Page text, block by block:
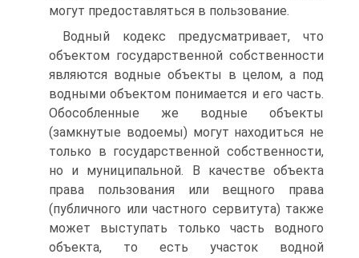
могут предоставляться в пользование.
Водный кодекс предусматривает, что
объектом государственной собственности
являются водные объекты в целом, а под
водными объектом понимается и его часть.
Обособленные же водные объекты
(замкнутые водоемы) могут находиться не
только в государственной собственности,
но и муниципальной. В качестве объекта
права пользования или вещного права
(публичного или частного сервитута) также
может выступать только часть водного
объекта, то есть участок водной